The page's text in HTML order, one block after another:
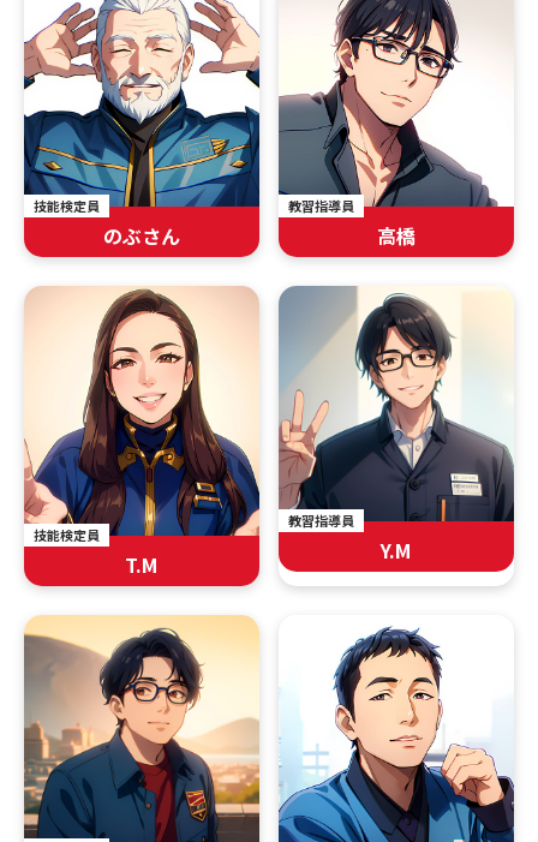
技能検定員
のぶさん
教習指導員
高橋
技能検定員
T.M
教習指導員
Y.M